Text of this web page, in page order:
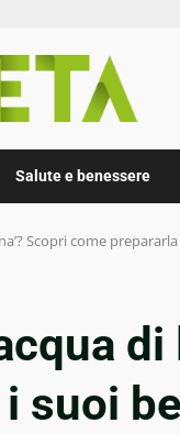
Salute e benessere
Scopri come
di
suoi